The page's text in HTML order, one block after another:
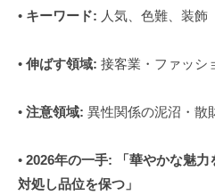
• キーワード: 人気、色難、装飾
• 伸ばす領域: 接客業・ファッシ
• 注意領域: 異性関係の泥沼・散
• 2026年の一手:
「華やかな魅
対処し品位を保つ」